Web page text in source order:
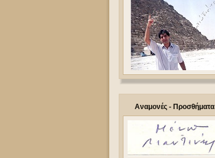
Αναμονές - Προσθήματα